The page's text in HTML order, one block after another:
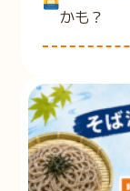
かも？